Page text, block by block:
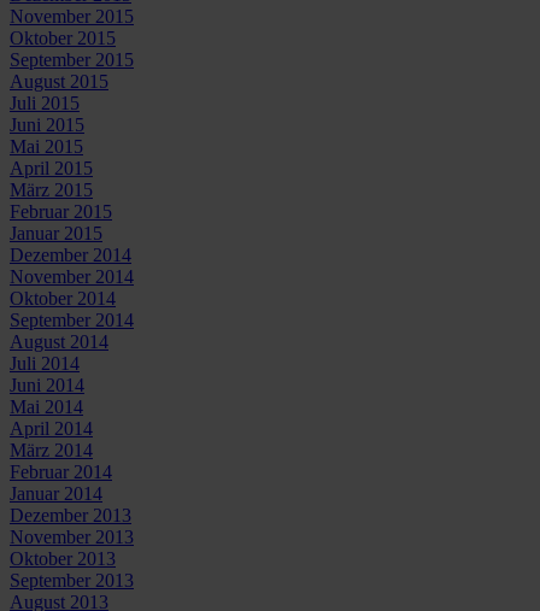
November 2015
Oktober 2015
September 2015
August 2015
Juli 2015
Juni 2015
Mai 2015
April 2015
März 2015
Februar 2015
Januar 2015
Dezember 2014
November 2014
Oktober 2014
September 2014
August 2014
Juli 2014
Juni 2014
Mai 2014
April 2014
März 2014
Februar 2014
Januar 2014
Dezember 2013
November 2013
Oktober 2013
September 2013
August 2013